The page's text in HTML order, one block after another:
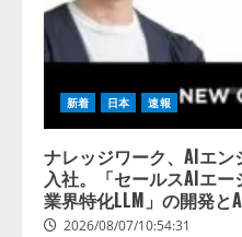
新着 日本 速報
ナレッジワーク、AIエン
入社。「セールスAIエ
業界特化LLM」の開発と
2026/08/07/10:54:31